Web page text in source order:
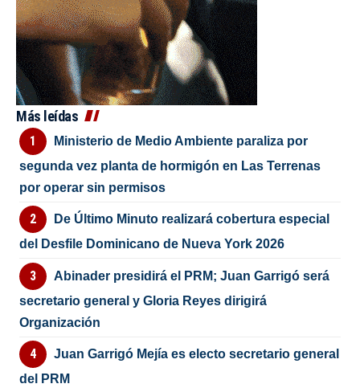
Más leídas
Ministerio de Medio Ambiente paraliza por
segunda vez planta de hormigón en Las Terrenas
por operar sin permisos
De Último Minuto realizará cobertura especial
del Desfile Dominicano de Nueva York 2026
Abinader presidirá el PRM; Juan Garrigó será
secretario general y Gloria Reyes dirigirá
Organización
Juan Garrigó Mejía es electo secretario general
del PRM